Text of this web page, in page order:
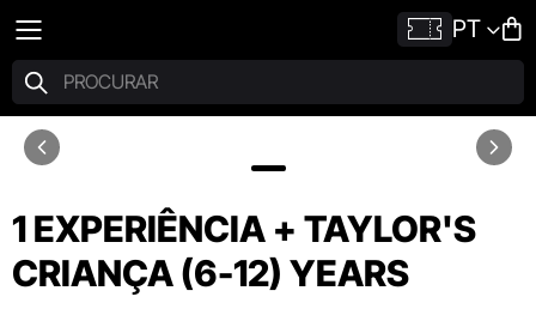
PT
1 EXPERIÊNCIA + TAYLOR'S
CRIANÇA (6-12) YEARS